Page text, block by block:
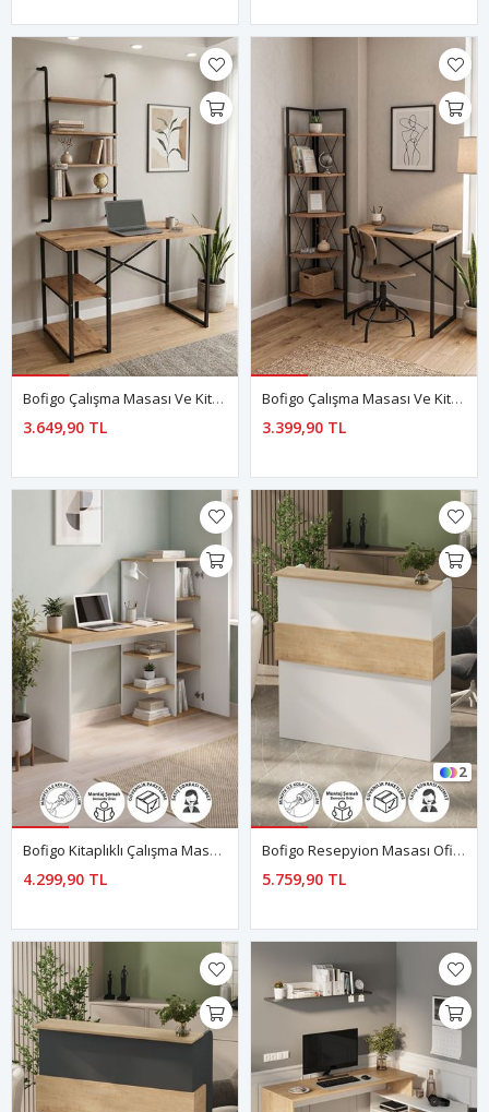
Bofigo Çalışma Masası Ve Kitaplık Seti 60x120 Çalışma Masası Duvara Monte Kitaplık Kafka & Ayaz Çam
3.649,90 TL
Bofigo Çalışma Masası Ve Kitaplık Seti 60x90 Çalışma Masası Köşe Kitaplık Hugo & Halikarnas Çam
3.399,90 TL
Bofigo Kitaplıklı Çalışma Masası Ders Çalışma Masası Dolaplı Çalışma Masası Bilgisayar Masası Ersoy Safir Meşe Beyaz
4.299,90 TL
2
Bofigo Resepyion Masası Ofis Masası Karşılama Masası Karşılama Bankosu Safir Meşe Beyaz
5.759,90 TL